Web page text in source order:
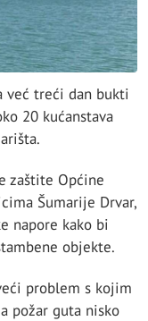
već treći dan bukti
20 kućanstava
zaštite Općine
Šumarije Drvar,
napore kako bi
objekte.
problem s kojim
požar guta nisko